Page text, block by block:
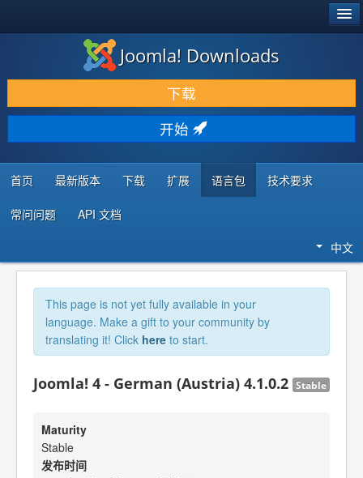
下载 & 扩展
发现 & 学习
社区 & 支持
开发者资源
Joomla! Downloads
下载
开始
首页 最新版本 下载 扩展 语言包 技术要求
常问问题 API 文档
中文
This page is not yet fully available in your
language. Make a gift to your community by
translating it! Click here to start.
Joomla! 4 - German (Austria) 4.1.0.2 Stable
Maturity
Stable
发布时间